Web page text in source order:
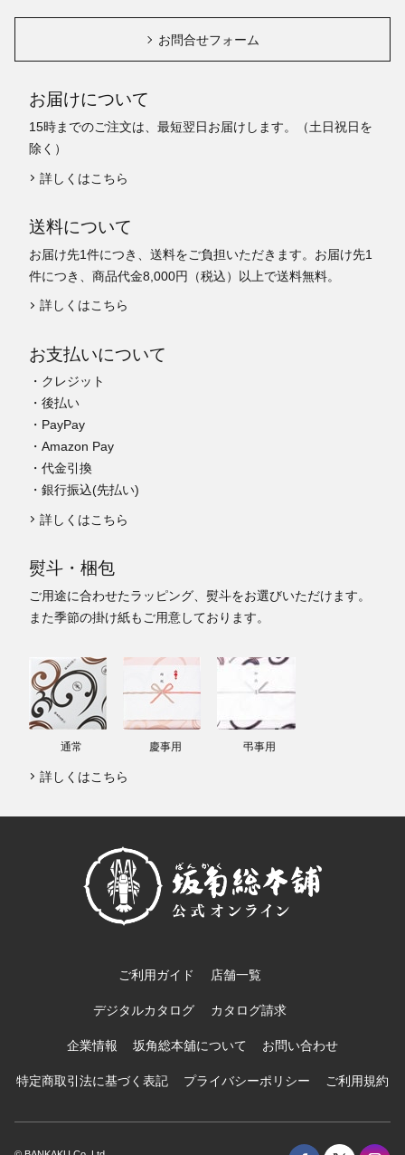
お問合せフォーム
お届けについて
15時までのご注文は、最短翌日お届けします。（土日祝日を
除く）
詳しくはこちら
送料について
お届け先1件につき、送料をご負担いただきます。お届け先1
件につき、商品代金8,000円（税込）以上で送料無料。
詳しくはこちら
お支払いについて
・クレジット
・後払い
・PayPay
・Amazon Pay
・代金引換
・銀行振込(先払い)
詳しくはこちら
熨斗・梱包
ご用途に合わせたラッピング、熨斗をお選びいただけます。
また季節の掛け紙もご用意しております。
通常 慶事用 弔事用
詳しくはこちら
ご利用ガイド 店舗一覧
デジタルカタログ カタログ請求
企業情報 坂角総本舖について お問い合わせ
特定商取引法に基づく表記 プライバシーポリシー ご利用規約